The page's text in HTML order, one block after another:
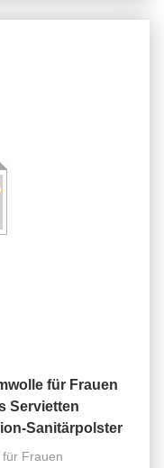
für Frauen
Servietten
Sanitärpolster
Frauen